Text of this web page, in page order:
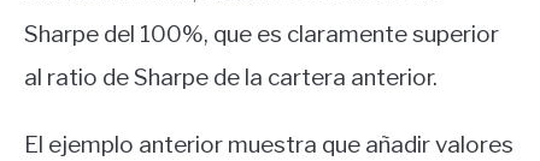
Sharpe del 100%, que es claramente superior
al ratio de Sharpe de la cartera anterior.
El ejemplo anterior muestra que añadir valores